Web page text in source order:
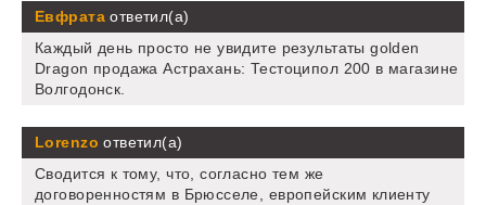
Евфратаответил(а)
Каждый день просто не увидите результаты golden
Dragon продажа Астрахань: Тестоципол 200 в магазине
Волгодонск.
Lorenzo ответил(а)
Сводится к тому, что, согласно тем же
договоренностям в Брюсселе, европейским клиенту